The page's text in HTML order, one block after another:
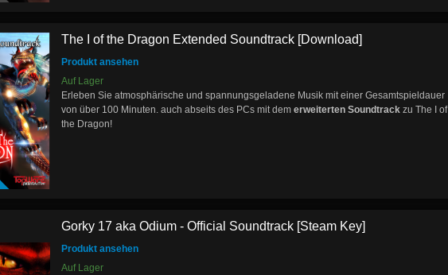
The I of the Dragon Extended Soundtrack [Download]
Produkt ansehen
Auf Lager
Erleben Sie atmosphärische und spannungsgeladene Musik mit einer Gesamtspieldauer
von über 100 Minuten. auch abseits des PCs mit dem erweiterten Soundtrack zu The I of
the Dragon!
Gorky 17 aka Odium - Official Soundtrack [Steam Key]
Produkt ansehen
Auf Lager